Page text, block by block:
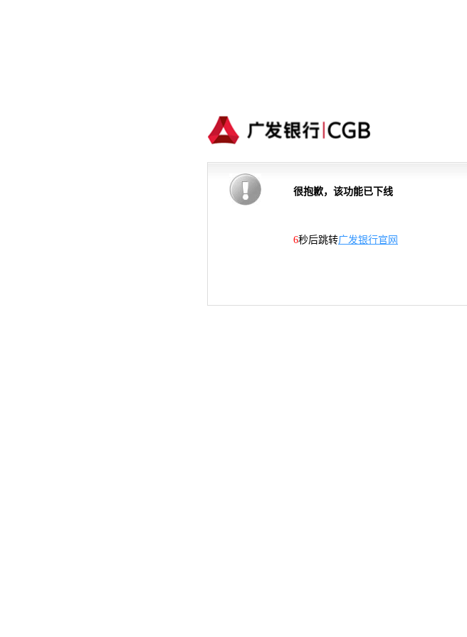
很抱歉，该功能已下线
6秒后跳转广发银行官网